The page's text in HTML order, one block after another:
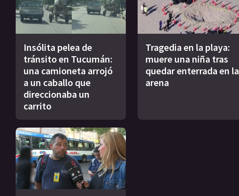
Insólita pelea de
tránsito en Tucumán:
una camioneta arrojó
a un caballo que
direccionaba un
carrito
Tragedia en la playa:
muere una niña tras
quedar enterrada en la
arena